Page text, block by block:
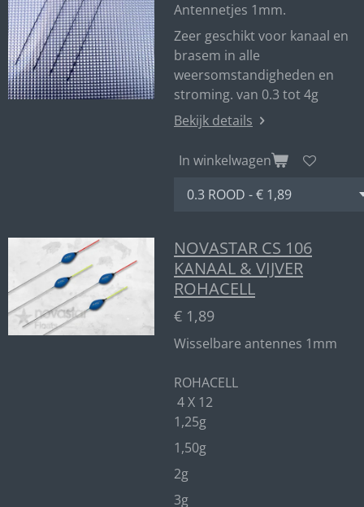
Antennetjes 1mm.
Zeer geschikt voor kanaal en
brasem in alle
weersomstandigheden en
stroming. van 0.3 tot 4g
Bekijk details
In winkelwagen
NOVASTAR CS 106
KANAAL & VIJVER
ROHACELL
€ 1,89
Wisselbare antennes 1mm
ROHACELL
4 X 12
1,25g
1,50g
2g
3g